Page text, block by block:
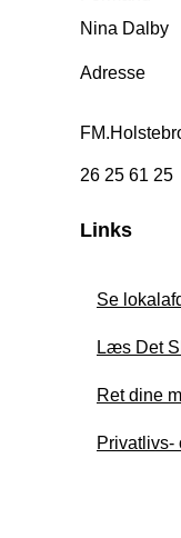
Nina Dalby
Adresse
26 25 61 25
Links
Se
Læs Det
Ret dine
Privatlivs-